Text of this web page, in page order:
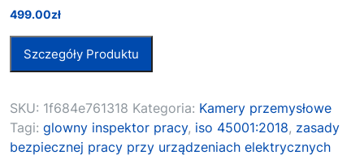
499.00zł
Szczegóły Produktu
SKU: 1f684e761318 Kategoria: Kamery przemysłowe
Tagi: glowny inspektor pracy, iso 45001:2018, zasady
bezpiecznej pracy przy urządzeniach elektrycznych